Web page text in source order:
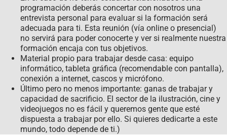
programación deberás concertar con nosotros una
entrevista personal para evaluar si la formación será
adecuada para ti. Esta reunión (vía online o presencial)
no servirá para poder conocerte y ver si realmente nuestra
formación encaja con tus objetivos.
Material propio para trabajar desde casa: equipo
informático, tableta gráfica (recomendable con pantalla),
conexión a internet, cascos y micrófono.
Último pero no menos importante: ganas de trabajar y
capacidad de sacrificio. El sector de la ilustración, cine y
videojuegos no es fácil y queremos gente que esté
dispuesta a trabajar por ello. Si quieres dedicarte a este
mundo, todo depende de ti.)